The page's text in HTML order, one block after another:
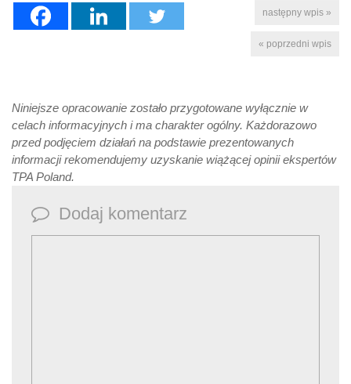
następny wpis »
« poprzedni wpis
Niniejsze opracowanie zostało przygotowane wyłącznie w
celach informacyjnych i ma charakter ogólny. Każdorazowo
przed podjęciem działań na podstawie prezentowanych
informacji rekomendujemy uzyskanie wiążącej opinii ekspertów
TPA Poland.
Dodaj komentarz